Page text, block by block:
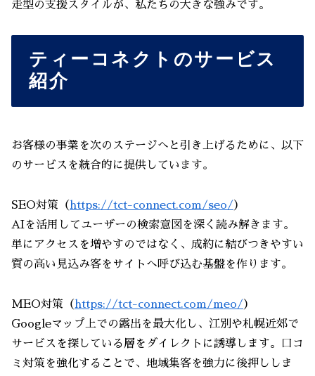
走型の支援スタイルが、私たちの大きな強みです。
ティーコネクトのサービス
紹介
お客様の事業を次のステージへと引き上げるために、以下
のサービスを統合的に提供しています。
SEO対策（ https://tct-connect.com/seo/）
AIを活用してユーザーの検索意図を深く読み解きます。
単にアクセスを増やすのではなく、成約に結びつきやすい
質の高い見込み客をサイトへ呼び込む基盤を作ります。
MEO対策（ https://tct-connect.com/meo/）
Googleマップ上での露出を最大化し、江別や札幌近郊で
サービスを探している層をダイレクトに誘導します。口コ
ミ対策を強化することで、地域集客を強力に後押ししま